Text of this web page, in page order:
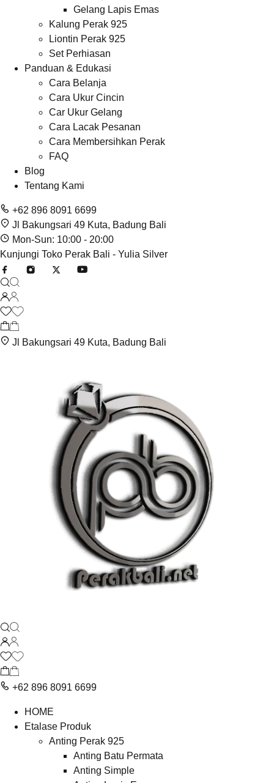
Gelang Lapis Emas
Kalung Perak 925
Liontin Perak 925
Set Perhiasan
Panduan & Edukasi
Cara Belanja
Cara Ukur Cincin
Car Ukur Gelang
Cara Lacak Pesanan
Cara Membersihkan Perak
FAQ
Blog
Tentang Kami
+62 896 8091 6699
Jl Bakungsari 49 Kuta, Badung Bali
Mon-Sun: 10:00 - 20:00
Kunjungi Toko Perak Bali - Yulia Silver
Jl Bakungsari 49 Kuta, Badung Bali
+62 896 8091 6699
HOME
Etalase Produk
Anting Perak 925
Anting Batu Permata
Anting Simple